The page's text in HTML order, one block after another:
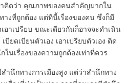
าคิดว่า คุณภาพของคนสำคัญมากใน
งที่ถูกต้อง แต่ทีนี้เรื่องของคน ซึ่งก็มี
อาเปรียบ ขณะเดียวกันก็อาจจะดำเนิน
บียดเบียนตัวเอง เอาเปรียบตัวเอง ติด
นเรื่องของความถูกต้องเท่าที่ควร
นึกทางการเมืองสูง แต่ว่าสำนึกทาง